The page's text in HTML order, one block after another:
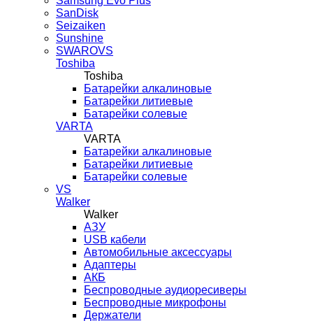
SanDisk
Seizaiken
Sunshine
SWAROVS
Toshiba
Toshiba
Батарейки алкалиновые
Батарейки литиевые
Батарейки солевые
VARTA
VARTA
Батарейки алкалиновые
Батарейки литиевые
Батарейки солевые
VS
Walker
Walker
AЗУ
USB кабели
Автомобильные аксессуары
Адаптеры
АКБ
Беспроводные аудиоресиверы
Беспроводные микрофоны
Держатели